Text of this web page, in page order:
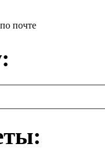
почте